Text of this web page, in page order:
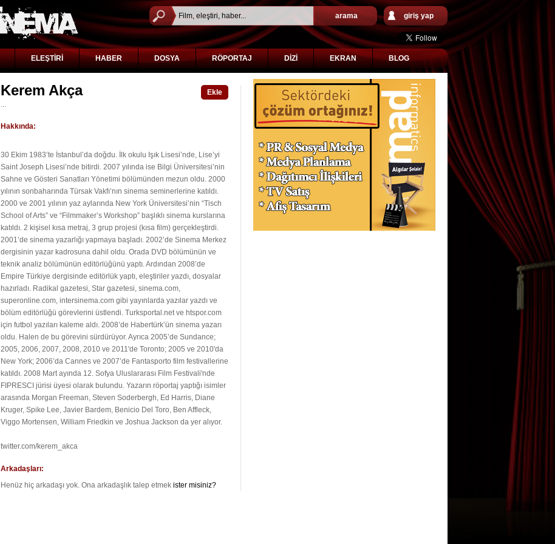
arama giriş yap
ELEŞTİRİ HABER DOSYA RÖPORTAJ DİZİ EKRAN BLOG
Ekle
Kerem Akça
...
Hakkında:
30 Ekim 1983’te İstanbul’da doğdu. İlk okulu Işık Lisesi’nde, Lise’yi
Saint Joseph Lisesi’nde bitirdi. 2007 yılında ise Bilgi Üniversitesi’nin
Sahne ve Gösteri Sanatları Yönetimi bölümünden mezun oldu. 2000
yılının sonbaharında Türsak Vakfı’nın sinema seminerlerine katıldı.
2000 ve 2001 yılının yaz aylarında New York Üniversitesi’nin “Tisch
School of Arts” ve “Filmmaker’s Workshop” başlıklı sinema kurslarına
katıldı. 2 kişisel kısa metraj, 3 grup projesi (kısa film) gerçekleştirdi.
2001’de sinema yazarlığı yapmaya başladı. 2002’de Sinema Merkez
dergisinin yazar kadrosuna dahil oldu. Orada DVD bölümünün ve
teknik analiz bölümünün editörlüğünü yaptı. Ardından 2008’de
Empire Türkiye dergisinde editörlük yaptı, eleştiriler yazdı, dosyalar
hazırladı. Radikal gazetesi, Star gazetesi, sinema.com,
superonline.com, intersinema.com gibi yayınlarda yazılar yazdı ve
bölüm editörlüğü görevlerini üstlendi. Turksportal.net ve htspor.com
için futbol yazıları kaleme aldı. 2008’de Habertürk’ün sinema yazarı
oldu. Halen de bu görevini sürdürüyor. Ayrıca 2005’de Sundance;
2005, 2006, 2007, 2008, 2010 ve 2011'de Toronto; 2005 ve 2010'da
New York; 2006’da Cannes ve 2007’de Fantasporto film festivallerine
katıldı. 2008 Mart ayında 12. Sofya Uluslararası Film Festivali'nde
FIPRESCI jürisi üyesi olarak bulundu. Yazarın röportaj yaptığı isimler
arasında Morgan Freeman, Steven Soderbergh, Ed Harris, Diane
Kruger, Spike Lee, Javier Bardem, Benicio Del Toro, Ben Affleck,
Viggo Mortensen, William Friedkin ve Joshua Jackson da yer alıyor.
twitter.com/kerem_akca
Arkadaşları:
Henüz hiç arkadaşı yok. Ona arkadaşlık talep etmek ister misiniz?